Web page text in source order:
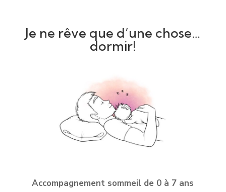
Je ne rêve que d’une chose…
dormir!
Accompagnement sommeil de 0 à 7 ans